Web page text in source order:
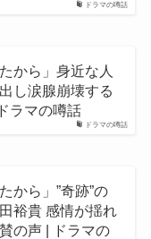
ドラマの噂話
ドラマの噂話
から」身近な人
し涙腺崩壊する
ラマの噂話
から」”奇跡”の
裕貴 感情が揺れ
の声 | ドラマの